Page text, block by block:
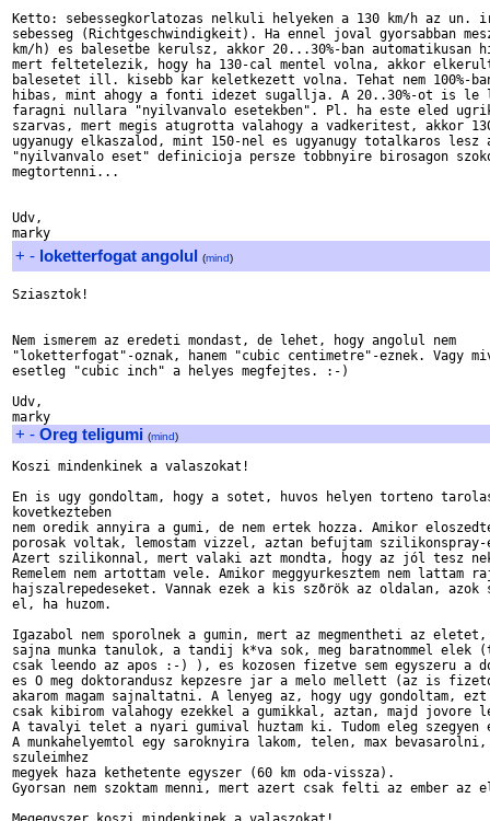
Ketto: sebessegkorlatozas nelkuli helyeken a 130 km/h az un.
sebesseg (Richtgeschwindigkeit). Ha ennel joval gyorsabban
km/h) es balesetbe kerulsz, akkor 20...30%-ban automatikusan
mert feltetelezik, hogy ha 130-cal mentel volna, akkor
balesetet ill. kisebb kar keletkezett volna. Tehat nem 100%-
hibas, mint ahogy a fonti idezet sugallja. A 20..30%-ot is le
faragni nullara "nyilvanvalo esetekben". Pl. ha este eled
szarvas, mert megis atugrotta valahogy a vadkeritest, akkor
ugyanugy elkaszalod, mint 150-nel es ugyanugy totalkaros lesz
"nyilvanvalo eset" definicioja persze tobbnyire birosagon
megtortenni...
Udv,
+ - loketterfogat angolul (mind)
Sziasztok!
Nem ismerem az eredeti mondast, de lehet, hogy angolul nem
"loketterfogat"-oznak, hanem "cubic centimetre"-eznek. Vagy
esetleg "cubic inch" a helyes megfejtes. :-)
Udv,
+ - Oreg teligumi (mind)
Koszi mindenkinek a valaszokat!
En is ugy gondoltam, hogy a sotet, huvos helyen torteno
kovetkezteben
nem oredik annyira a gumi, de nem ertek hozza. Amikor
porosak voltak, lemostam vizzel, aztan befujtam
Azert szilikonnal, mert valaki azt mondta, hogy az jól tesz
Remelem nem artottam vele. Amikor meggyurkesztem nem lattam
hajszalrepedeseket. Vannak ezek a kis szõrök az oldalan, azok
el, ha huzom.
Igazabol nem sporolnek a gumin, mert az megmentheti az eletet,
sajna munka tanulok, a tandij k*va sok, meg baratnommel elek
csak leendo az apos :-) ), es kozosen fizetve sem egyszeru a
es O meg doktorandusz kepzesre jar a melo mellett (az is
akarom magam sajnaltatni. A lenyeg az, hogy ugy gondoltam,
csak kibirom valahogy ezekkel a gumikkal, aztan, majd jovore
A tavalyi telet a nyari gumival huztam ki. Tudom eleg szegyen
A munkahelyemtol egy saroknyira lakom, telen, max bevasarolni,
szuleimhez
megyek haza kethetente egyszer (60 km oda-vissza).
Gyorsan nem szoktam menni, mert azert csak felti az ember az